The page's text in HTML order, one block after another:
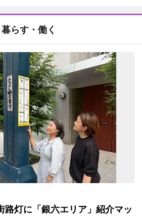
暮らす・働く
路灯に「銀六エリア」紹介マッ